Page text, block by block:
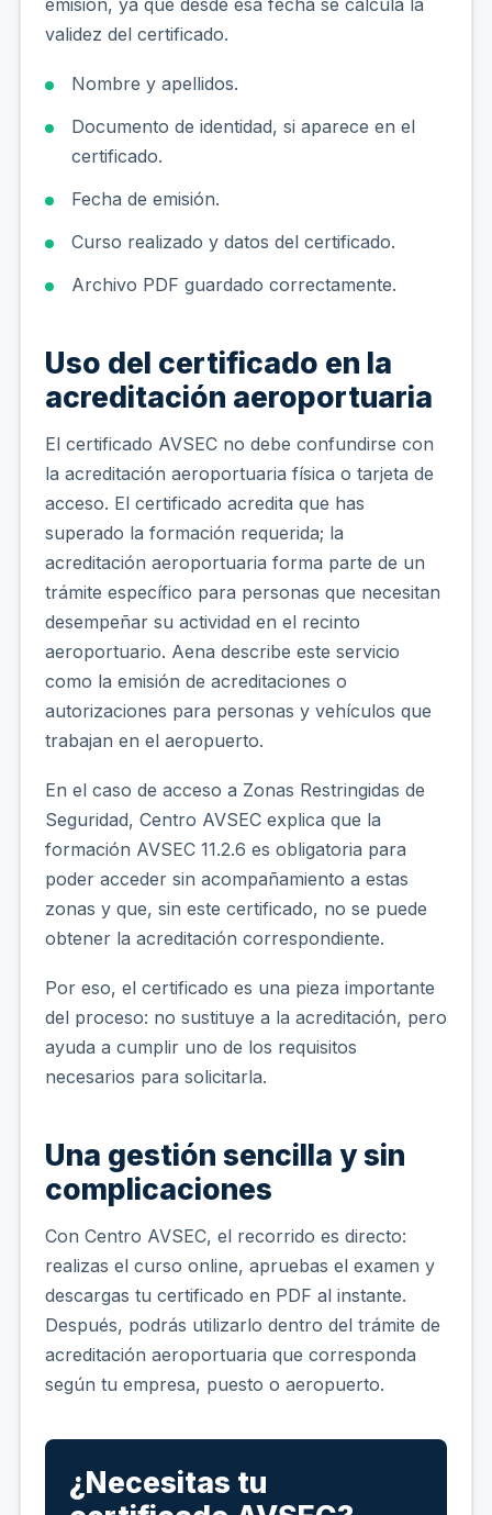
validez del certificado.
Nombre y apellidos.
Documento de identidad, si aparece en el
certificado.
Fecha de emisión.
Curso realizado y datos del certificado.
Archivo PDF guardado correctamente.
Uso del certificado en la
acreditación aeroportuaria
El certificado AVSEC no debe confundirse con
la acreditación aeroportuaria física o tarjeta de
acceso. El certificado acredita que has
superado la formación requerida; la
acreditación aeroportuaria forma parte de un
trámite específico para personas que necesitan
desempeñar su actividad en el recinto
aeroportuario. Aena describe este servicio
como la emisión de acreditaciones o
autorizaciones para personas y vehículos que
trabajan en el aeropuerto.
En el caso de acceso a Zonas Restringidas de
Seguridad, Centro AVSEC explica que la
formación AVSEC 11.2.6 es obligatoria para
poder acceder sin acompañamiento a estas
zonas y que, sin este certificado, no se puede
obtener la acreditación correspondiente.
Por eso, el certificado es una pieza importante
del proceso: no sustituye a la acreditación, pero
ayuda a cumplir uno de los requisitos
necesarios para solicitarla.
Una gestión sencilla y sin
complicaciones
Con Centro AVSEC, el recorrido es directo:
realizas el curso online, apruebas el examen y
descargas tu certificado en PDF al instante.
Después, podrás utilizarlo dentro del trámite de
acreditación aeroportuaria que corresponda
según tu empresa, puesto o aeropuerto.
¿Necesitas tu